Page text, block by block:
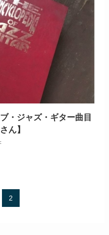
・ジャズ・ギター曲目
ん】
2